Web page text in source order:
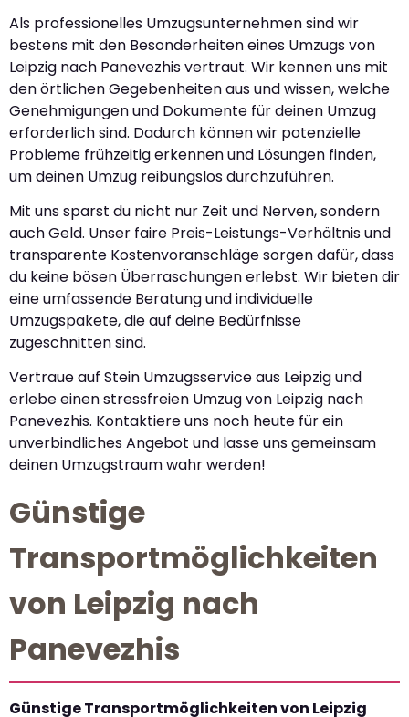
Als professionelles Umzugsunternehmen sind wir
bestens mit den Besonderheiten eines Umzugs von
Leipzig nach Panevezhis vertraut. Wir kennen uns mit
den örtlichen Gegebenheiten aus und wissen, welche
Genehmigungen und Dokumente für deinen Umzug
erforderlich sind. Dadurch können wir potenzielle
Probleme frühzeitig erkennen und Lösungen finden,
um deinen Umzug reibungslos durchzuführen.
Mit uns sparst du nicht nur Zeit und Nerven, sondern
auch Geld. Unser faire Preis-Leistungs-Verhältnis und
transparente Kostenvoranschläge sorgen dafür, dass
du keine bösen Überraschungen erlebst. Wir bieten dir
eine umfassende Beratung und individuelle
Umzugspakete, die auf deine Bedürfnisse
zugeschnitten sind.
Vertraue auf Stein Umzugsservice aus Leipzig und
erlebe einen stressfreien Umzug von Leipzig nach
Panevezhis. Kontaktiere uns noch heute für ein
unverbindliches Angebot und lasse uns gemeinsam
deinen Umzugstraum wahr werden!
Günstige
Transportmöglichkeiten
von Leipzig nach
Panevezhis
Günstige Transportmöglichkeiten von Leipzig